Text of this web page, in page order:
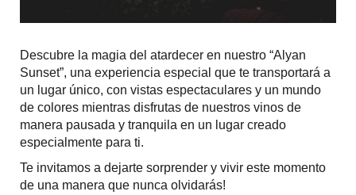
Descubre la magia del atardecer en nuestro “Alyan
Sunset”, una experiencia especial que te transportará a
un lugar único, con vistas espectaculares y un mundo
de colores mientras disfrutas de nuestros vinos de
manera pausada y tranquila en un lugar creado
especialmente para ti.
Te invitamos a dejarte sorprender y vivir este momento
de una manera que nunca olvidarás!